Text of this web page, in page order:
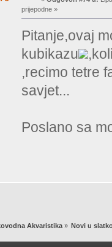
prijepodne »
Pitanje,ovaj
kubikazu
,recimo tetre
savjet...
Poslano sa
Akvaristika» Novi u